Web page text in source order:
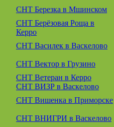
СНТ Березка в Мшинском
СНТ Берёзовая Роща в
Керро
СНТ Василек в Васкелово
СНТ Вектор в Грузино
СНТ Ветеран в Керро
СНТ ВИЗР в Васкелово
СНТ Вишенка в Приморске
СНТ ВНИГРИ в Васкелово